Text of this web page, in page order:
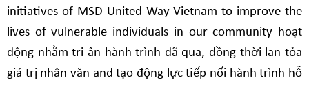
initiatives of MSD United Way Vietnam to improve the
lives of vulnerable individuals in our community hoạt
động nhằm tri ân hành trình đã qua, đồng thời lan tỏa
giá trị nhân văn and tạo động lực tiếp nối hành trình hỗ